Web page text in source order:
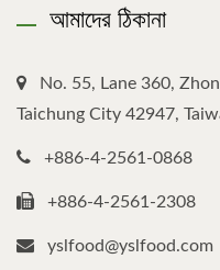
আমাদের ঠিকানা
No. 55, Lane 360,
Taichung City 42947,
+886-4-2561-0868
+886-4-2561-2308
yslfood@yslfood.com